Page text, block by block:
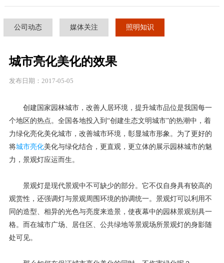
公司动态 媒体关注 照明知识
城市亮化美化的效果
发布日期：2017-05-05
创建国家园林城市，改善人居环境，提升城市品位是我国每一
个地区的热点。全国各地投入到“创建生态文明城市”的热潮中，着
力绿化亮化美化城市，改善城市环境，彰显城市形象。为了更好的
将城市亮化美化与绿化结合，更直观，更立体的展示园林城市的魅
力，景观灯应运而生。
景观灯是现代景观中不可缺少的部分。它不仅自身具有较高的
观赏性，还强调灯与景观周围环境的协调统一。景观灯可以利用不
同的造型、相异的光色与亮度来造景，使夜幕中的园林景观别具一
格。而在城市广场、居住区、公共绿地等景观场所景观灯的身影随
处可见。